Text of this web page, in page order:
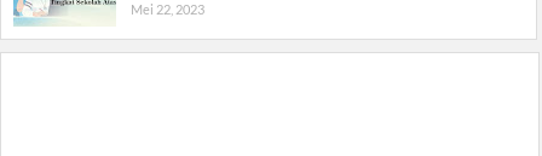
Mei 22, 2023